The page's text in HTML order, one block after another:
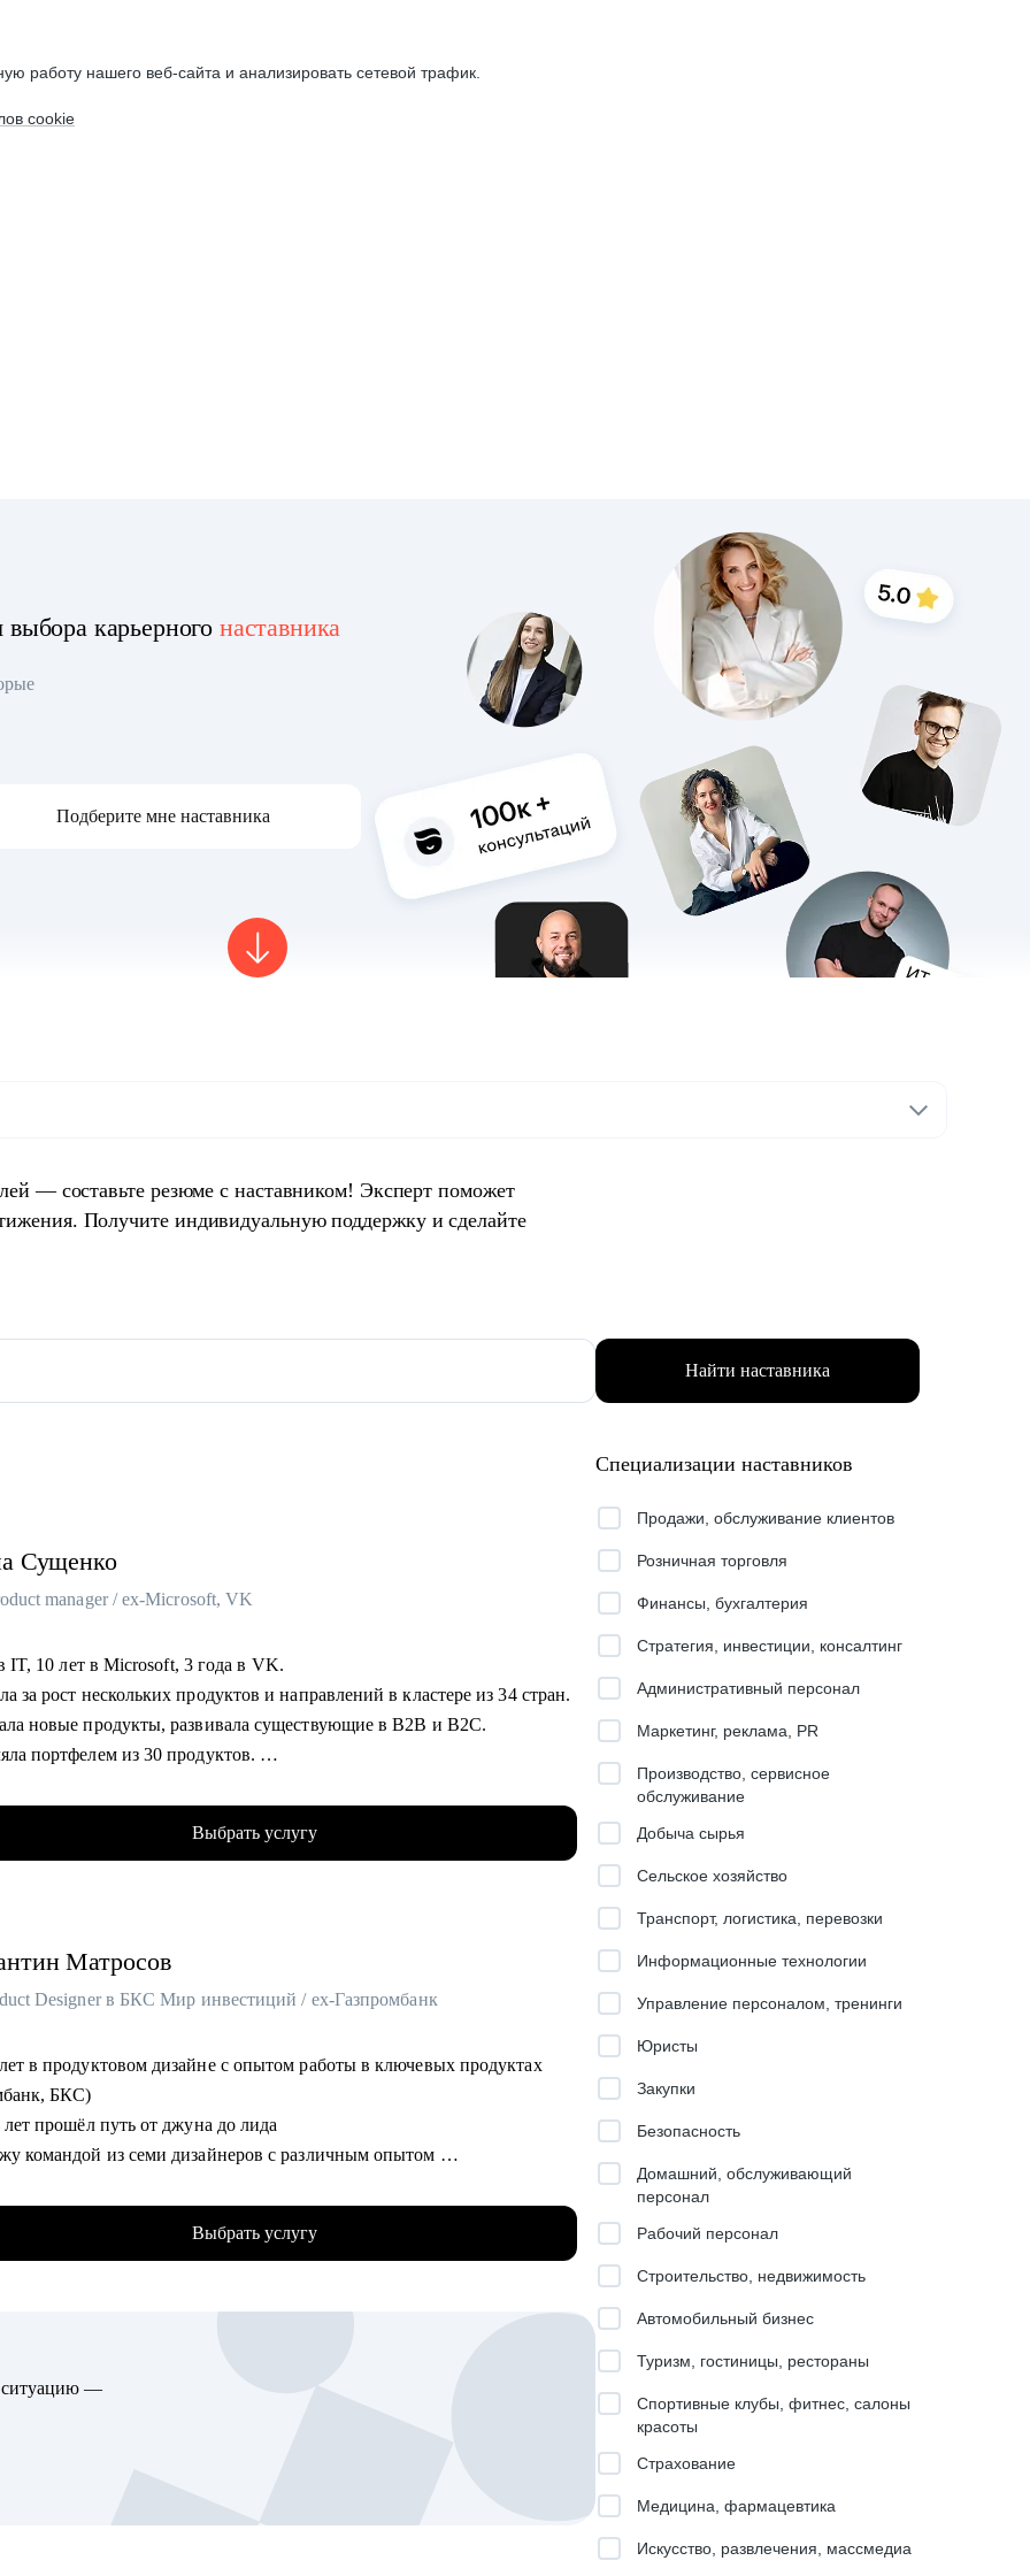
работу нашего веб-сайта и анализировать сетевой трафик.
cookie
карьерного наставника
Подберите мне наставника
— составьте резюме с наставником! Эксперт поможет
Получите индивидуальную поддержку и сделайте
Найти наставника
Сущенко
manager / ex-Microsoft, VK
IT, 10 лет в Microsoft, 3 года в VK.
за рост нескольких продуктов и направлений в кластере из 34 стран.
новые продукты, развивала существующие в B2B и B2C.
портфелем из 30 продуктов.
или доработать стратегию продукта.
что делать дальше, если появилась идея продукта
в управление продуктом.
менеджерам продукта.
стартапа.
Выбрать услугу
Матросов
Designer в БКС Мир инвестиций / ex-Газпромбанк
в продуктовом дизайне с опытом работы в ключевых продуктах
БКС)
лет прошёл путь от джуна до лида
командой из семи дизайнеров с различным опытом
год провел 200+ собеседований
и проанализировал 700+ резюме
что нужно, а чего не стоит говорить на собеседовании
Выбрать услугу
ситуацию —
Специализации наставников
Продажи, обслуживание клиентов
Розничная торговля
Финансы, бухгалтерия
Стратегия, инвестиции, консалтинг
Административный персонал
Маркетинг, реклама, PR
Производство, сервисное
обслуживание
Добыча сырья
Сельское хозяйство
Транспорт, логистика, перевозки
Информационные технологии
Управление персоналом, тренинги
Юристы
Закупки
Безопасность
Домашний, обслуживающий
персонал
Рабочий персонал
Строительство, недвижимость
Автомобильный бизнес
Туризм, гостиницы, рестораны
Спортивные клубы, фитнес, салоны
красоты
Страхование
Медицина, фармацевтика
Искусство, развлечения, массмедиа